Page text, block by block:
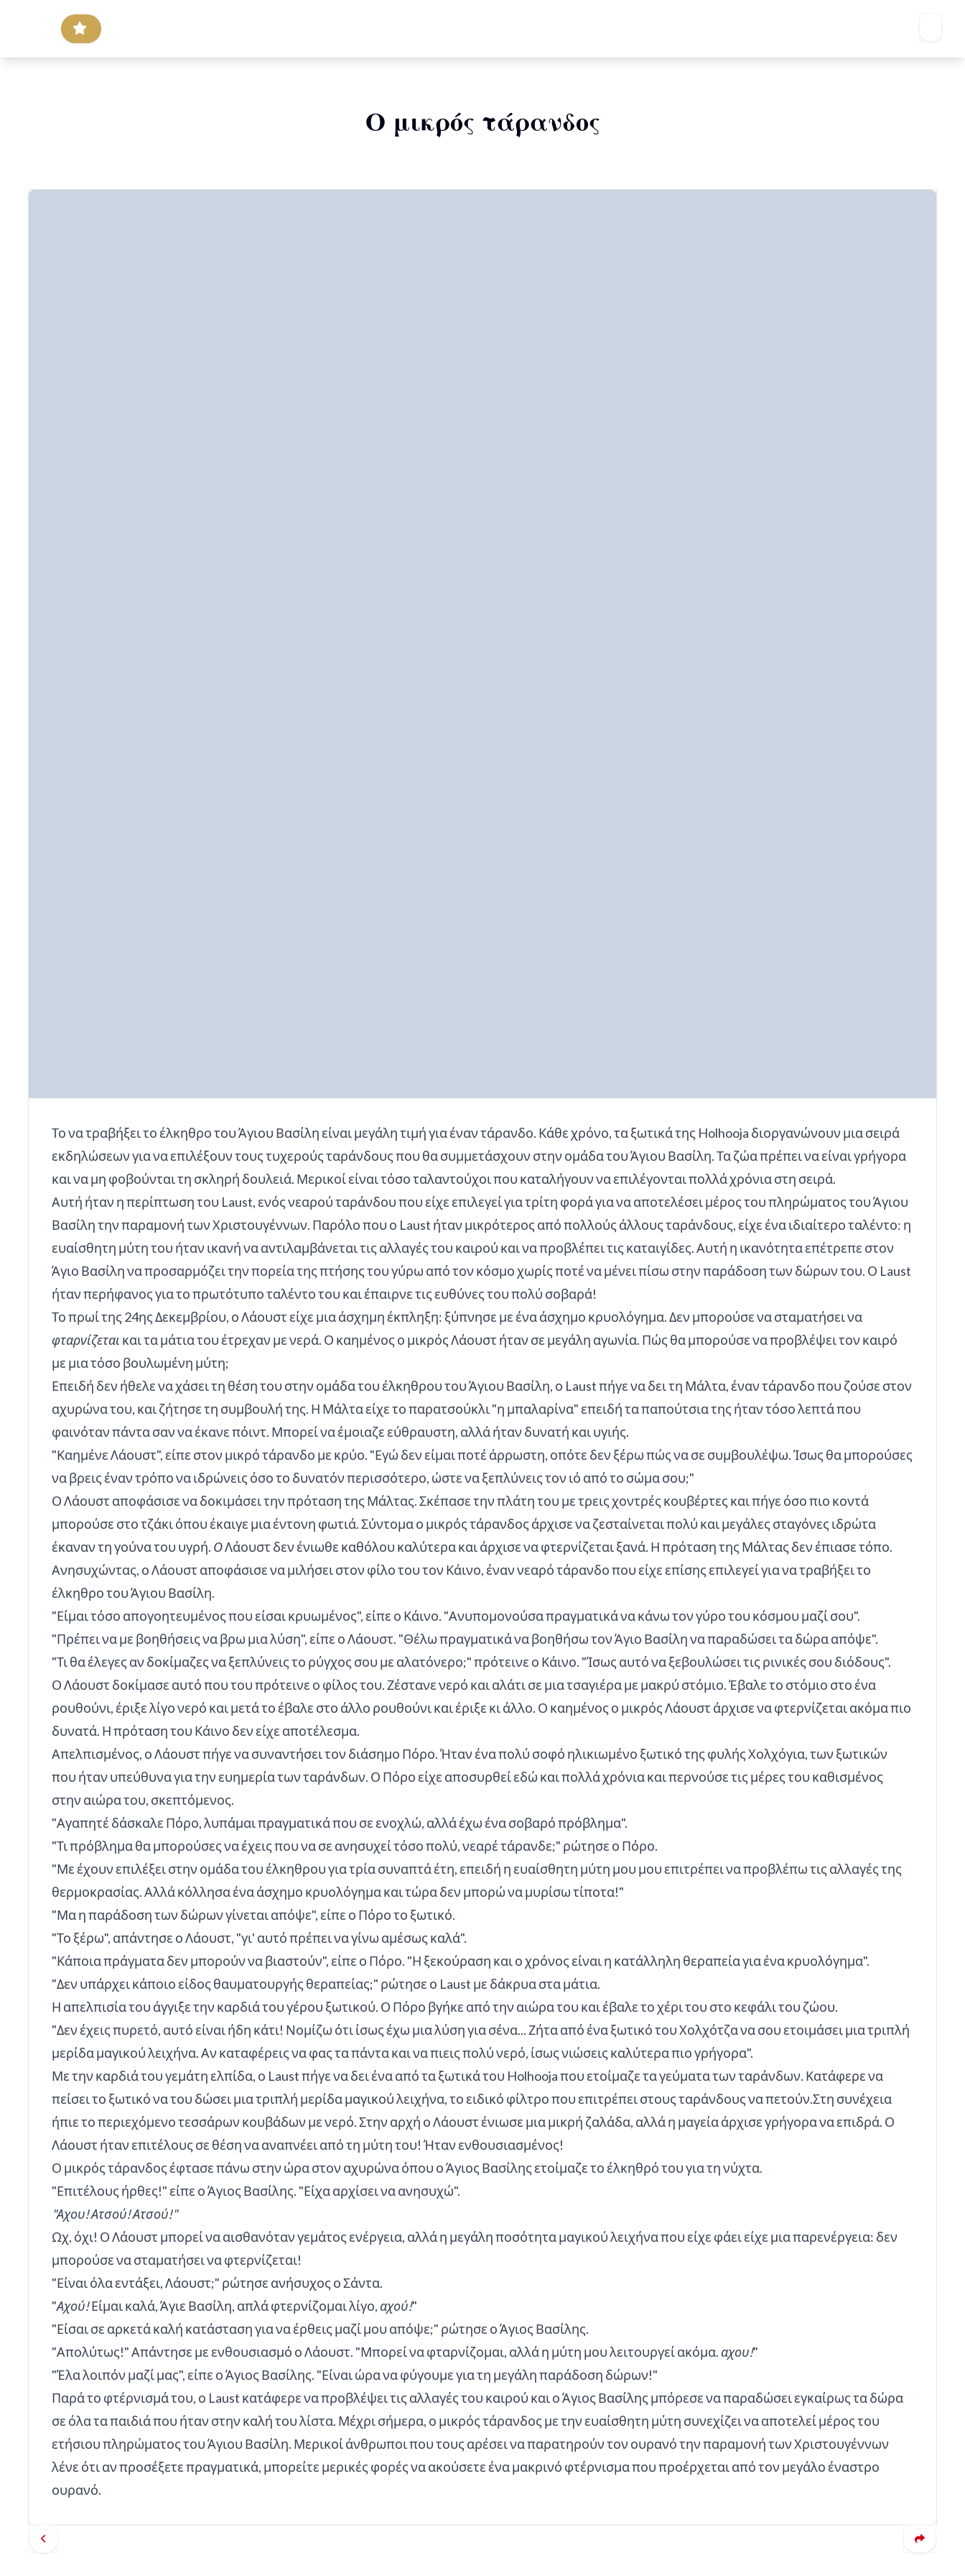
Ο μικρός τάρανδος
Το να τραβήξει το έλκηθρο του Άγιου Βασίλη είναι μεγάλη τιμή για έναν τάρανδο. Κάθε χρόνο, τα ξωτικά της Holhooja διοργανώνουν μια σειρά
εκδηλώσεων για να επιλέξουν τους τυχερούς ταράνδους που θα συμμετάσχουν στην ομάδα του Άγιου Βασίλη. Τα ζώα πρέπει να είναι γρήγορα
και να μη φοβούνται τη σκληρή δουλειά. Μερικοί είναι τόσο ταλαντούχοι που καταλήγουν να επιλέγονται πολλά χρόνια στη σειρά.
Αυτή ήταν η περίπτωση του Laust, ενός νεαρού ταράνδου που είχε επιλεγεί για τρίτη φορά για να αποτελέσει μέρος του πληρώματος του Άγιου
Βασίλη την παραμονή των Χριστουγέννων. Παρόλο που ο Laust ήταν μικρότερος από πολλούς άλλους ταράνδους, είχε ένα ιδιαίτερο ταλέντο: η
ευαίσθητη μύτη του ήταν ικανή να αντιλαμβάνεται τις αλλαγές του καιρού και να προβλέπει τις καταιγίδες. Αυτή η ικανότητα επέτρεπε στον
Άγιο Βασίλη να προσαρμόζει την πορεία της πτήσης του γύρω από τον κόσμο χωρίς ποτέ να μένει πίσω στην παράδοση των δώρων του. Ο Laust
ήταν περήφανος για το πρωτότυπο ταλέντο του και έπαιρνε τις ευθύνες του πολύ σοβαρά!
Το πρωί της 24ης Δεκεμβρίου, ο Λάουστ είχε μια άσχημη έκπληξη: ξύπνησε με ένα άσχημο κρυολόγημα. Δεν μπορούσε να σταματήσει να
φταρνίζεται και τα μάτια του έτρεχαν με νερά. Ο καημένος ο μικρός Λάουστ ήταν σε μεγάλη αγωνία. Πώς θα μπορούσε να προβλέψει τον καιρό
με μια τόσο βουλωμένη μύτη;
Επειδή δεν ήθελε να χάσει τη θέση του στην ομάδα του έλκηθρου του Άγιου Βασίλη, ο Laust πήγε να δει τη Μάλτα, έναν τάρανδο που ζούσε στον
αχυρώνα του, και ζήτησε τη συμβουλή της. Η Μάλτα είχε το παρατσούκλι "η μπαλαρίνα" επειδή τα παπούτσια της ήταν τόσο λεπτά που
φαινόταν πάντα σαν να έκανε πόιντ. Μπορεί να έμοιαζε εύθραυστη, αλλά ήταν δυνατή και υγιής.
"Καημένε Λάουστ", είπε στον μικρό τάρανδο με κρύο. "Εγώ δεν είμαι ποτέ άρρωστη, οπότε δεν ξέρω πώς να σε συμβουλέψω. Ίσως θα μπορούσες
να βρεις έναν τρόπο να ιδρώνεις όσο το δυνατόν περισσότερο, ώστε να ξεπλύνεις τον ιό από το σώμα σου;"
Ο Λάουστ αποφάσισε να δοκιμάσει την πρόταση της Μάλτας. Σκέπασε την πλάτη του με τρεις χοντρές κουβέρτες και πήγε όσο πιο κοντά
μπορούσε στο τζάκι όπου έκαιγε μια έντονη φωτιά. Σύντομα ο μικρός τάρανδος άρχισε να ζεσταίνεται πολύ και μεγάλες σταγόνες ιδρώτα
έκαναν τη γούνα του υγρή. ΟΛάουστ δεν ένιωθε καθόλου καλύτερα και άρχισε να φτερνίζεται ξανά. Η πρόταση της Μάλτας δεν έπιασε τόπο.
Ανησυχώντας, ο Λάουστ αποφάσισε να μιλήσει στον φίλο του τον Κάινο, έναν νεαρό τάρανδο που είχε επίσης επιλεγεί για να τραβήξει το
έλκηθρο του Άγιου Βασίλη.
"Είμαι τόσο απογοητευμένος που είσαι κρυωμένος", είπε ο Κάινο. "Ανυπομονούσα πραγματικά να κάνω τον γύρο του κόσμου μαζί σου".
"Πρέπει να με βοηθήσεις να βρω μια λύση", είπε ο Λάουστ. "Θέλω πραγματικά να βοηθήσω τον Άγιο Βασίλη να παραδώσει τα δώρα απόψε".
"Τι θα έλεγες αν δοκίμαζες να ξεπλύνεις το ρύγχος σου με αλατόνερο;" πρότεινε ο Κάινο. "Ίσως αυτό να ξεβουλώσει τις ρινικές σου διόδους".
Ο Λάουστ δοκίμασε αυτό που του πρότεινε ο φίλος του. Ζέστανε νερό και αλάτι σε μια τσαγιέρα με μακρύ στόμιο. Έβαλε το στόμιο στο ένα
ρουθούνι, έριξε λίγο νερό και μετά το έβαλε στο άλλο ρουθούνι και έριξε κι άλλο. Ο καημένος ο μικρός Λάουστ άρχισε να φτερνίζεται ακόμα πιο
δυνατά. Η πρόταση του Κάινο δεν είχε αποτέλεσμα.
Απελπισμένος, ο Λάουστ πήγε να συναντήσει τον διάσημο Πόρο. Ήταν ένα πολύ σοφό ηλικιωμένο ξωτικό της φυλής Χολχόγια, των ξωτικών
που ήταν υπεύθυνα για την ευημερία των ταράνδων. Ο Πόρο είχε αποσυρθεί εδώ και πολλά χρόνια και περνούσε τις μέρες του καθισμένος
στην αιώρα του, σκεπτόμενος.
"Αγαπητέ δάσκαλε Πόρο, λυπάμαι πραγματικά που σε ενοχλώ, αλλά έχω ένα σοβαρό πρόβλημα".
"Τι πρόβλημα θα μπορούσες να έχεις που να σε ανησυχεί τόσο πολύ, νεαρέ τάρανδε;" ρώτησε ο Πόρο.
"Με έχουν επιλέξει στην ομάδα του έλκηθρου για τρία συναπτά έτη, επειδή η ευαίσθητη μύτη μου μου επιτρέπει να προβλέπω τις αλλαγές της
θερμοκρασίας. Αλλά κόλλησα ένα άσχημο κρυολόγημα και τώρα δεν μπορώ να μυρίσω τίποτα!"
"Μα η παράδοση των δώρων γίνεται απόψε", είπε ο Πόρο το ξωτικό.
"Το ξέρω", απάντησε ο Λάουστ, "γι' αυτό πρέπει να γίνω αμέσως καλά".
"Κάποια πράγματα δεν μπορούν να βιαστούν", είπε ο Πόρο. "Η ξεκούραση και ο χρόνος είναι η κατάλληλη θεραπεία για ένα κρυολόγημα".
"Δεν υπάρχει κάποιο είδος θαυματουργής θεραπείας;" ρώτησε ο Laust με δάκρυα στα μάτια.
Η απελπισία του άγγιξε την καρδιά του γέρου ξωτικού. Ο Πόρο βγήκε από την αιώρα του και έβαλε το χέρι του στο κεφάλι του ζώου.
"Δεν έχεις πυρετό, αυτό είναι ήδη κάτι! Νομίζω ότι ίσως έχω μια λύση για σένα... Ζήτα από ένα ξωτικό του Χολχότζα να σου ετοιμάσει μια τριπλή
μερίδα μαγικού λειχήνα. Αν καταφέρεις να φας τα πάντα και να πιεις πολύ νερό, ίσως νιώσεις καλύτερα πιο γρήγορα".
Με την καρδιά του γεμάτη ελπίδα, ο Laust πήγε να δει ένα από τα ξωτικά του Holhooja που ετοίμαζε τα γεύματα των ταράνδων. Κατάφερε να
πείσει το ξωτικό να του δώσει μια τριπλή μερίδα μαγικού λειχήνα, το ειδικό φίλτρο που επιτρέπει στους ταράνδους να πετούν.Στη συνέχεια
ήπιε το περιεχόμενο τεσσάρων κουβάδων με νερό. Στην αρχή ο Λάουστ ένιωσε μια μικρή ζαλάδα, αλλά η μαγεία άρχισε γρήγορα να επιδρά. Ο
Λάουστ ήταν επιτέλους σε θέση να αναπνέει από τη μύτη του! Ήταν ενθουσιασμένος!
Ο μικρός τάρανδος έφτασε πάνω στην ώρα στον αχυρώνα όπου ο Άγιος Βασίλης ετοίμαζε το έλκηθρό του για τη νύχτα.
"Επιτέλους ήρθες!" είπε ο Άγιος Βασίλης. "Είχα αρχίσει να ανησυχώ".
"Αχου! Ατσού! Ατσού!"
Ωχ, όχι! Ο Λάουστ μπορεί να αισθανόταν γεμάτος ενέργεια, αλλά η μεγάλη ποσότητα μαγικού λειχήνα που είχε φάει είχε μια παρενέργεια: δεν
μπορούσε να σταματήσει να φτερνίζεται!
"Είναι όλα εντάξει, Λάουστ;" ρώτησε ανήσυχος ο Σάντα.
"Αχού!Είμαι καλά, Άγιε Βασίλη, απλά φτερνίζομαι λίγο,αχού!"
"Είσαι σε αρκετά καλή κατάσταση για να έρθεις μαζί μου απόψε;" ρώτησε ο Άγιος Βασίλης.
"Απολύτως!" Απάντησε με ενθουσιασμό ο Λάουστ. "Μπορεί να φταρνίζομαι, αλλά η μύτη μου λειτουργεί ακόμα.αχου!"
"Έλα λοιπόν μαζί μας", είπε ο Άγιος Βασίλης. "Είναι ώρα να φύγουμε για τη μεγάλη παράδοση δώρων!"
Παρά το φτέρνισμά του, ο Laust κατάφερε να προβλέψει τις αλλαγές του καιρού και ο Άγιος Βασίλης μπόρεσε να παραδώσει εγκαίρως τα δώρα
σε όλα τα παιδιά που ήταν στην καλή του λίστα. Μέχρι σήμερα, ο μικρός τάρανδος με την ευαίσθητη μύτη συνεχίζει να αποτελεί μέρος του
ετήσιου πληρώματος του Άγιου Βασίλη. Μερικοί άνθρωποι που τους αρέσει να παρατηρούν τον ουρανό την παραμονή των Χριστουγέννων
λένε ότι αν προσέξετε πραγματικά, μπορείτε μερικές φορές να ακούσετε ένα μακρινό φτέρνισμα που προέρχεται από τον μεγάλο έναστρο
ουρανό.